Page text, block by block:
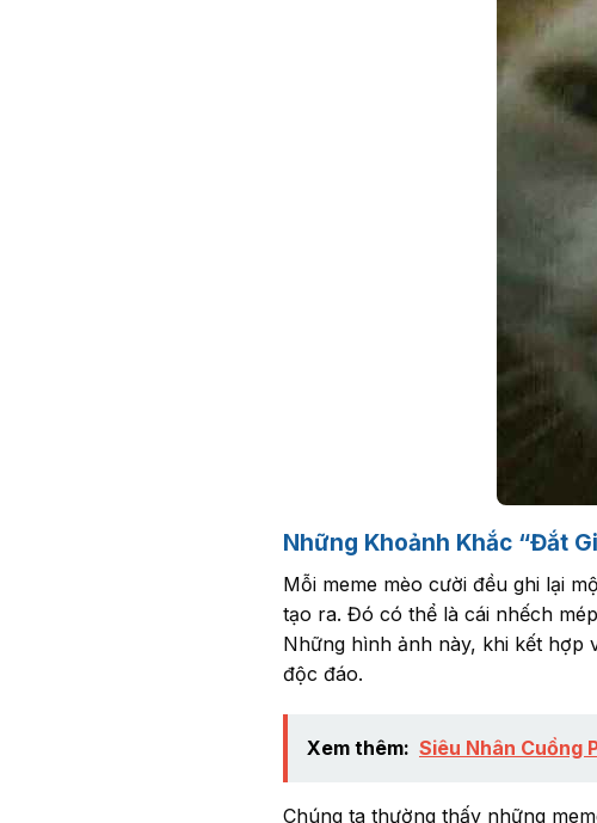
Những Khoảnh Khắc “Đắt
Mỗi meme mèo cười đều ghi lại
tạo ra. Đó có thể là cái nhếch
Những hình ảnh này, khi kết hợp
độc đáo.
Xem thêm: Siêu Nhân Cuồng
Chúng ta thường thấy những